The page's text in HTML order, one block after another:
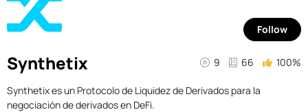
Synthetix
Follow
9 66 100%
Synthetix es un Protocolo de Liquidez de Derivados para la
negociación de derivados en DeFi.